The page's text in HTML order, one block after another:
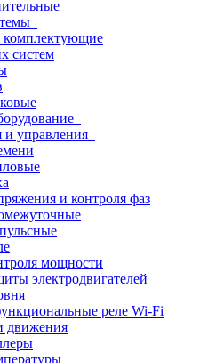
комплектующие
систем
и управления
и контроля фаз
мощности
электродвигателей
реле Wi-Fi
движения